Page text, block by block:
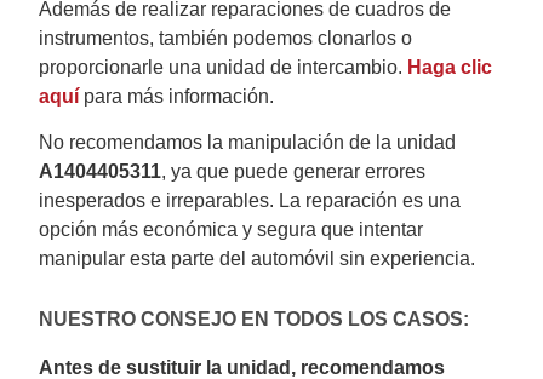
Además de realizar reparaciones de cuadros de
instrumentos, también podemos clonarlos o
proporcionarle una unidad de intercambio. Haga clic
aquí para más información.
No recomendamos la manipulación de la unidad
A1404405311, ya que puede generar errores
inesperados e irreparables. La reparación es una
opción más económica y segura que intentar
manipular esta parte del automóvil sin experiencia.
NUESTRO CONSEJO EN TODOS LOS CASOS:
Antes de sustituir la unidad, recomendamos